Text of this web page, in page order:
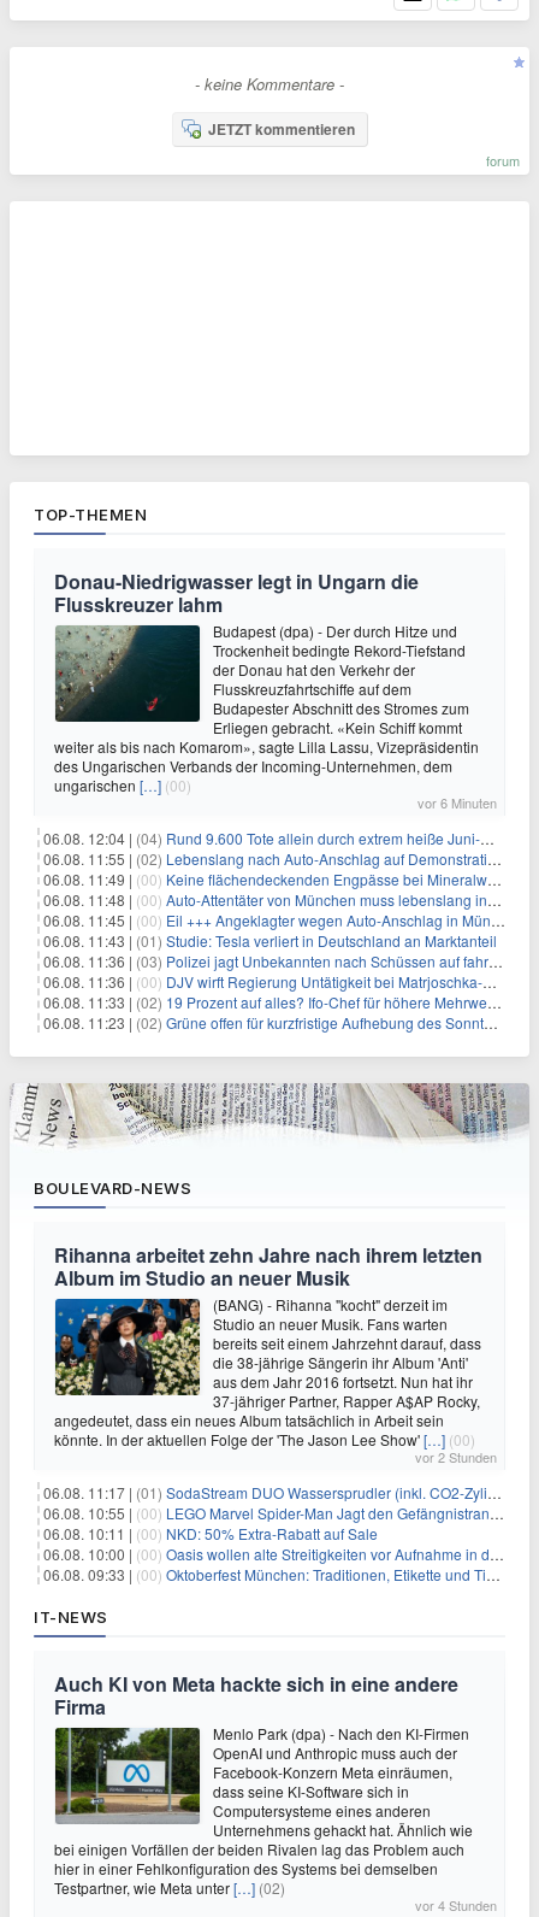
- keine Kommentare -
JETZT kommentieren
forum
TOP-THEMEN
Donau-Niedrigwasser legt in Ungarn die
Flusskreuzer lahm
Budapest (dpa) - Der durch Hitze und
Trockenheit bedingte Rekord-Tiefstand
der Donau hat den Verkehr der
Flusskreuzfahrtschiffe auf dem
Budapester Abschnitt des Stromes zum
Erliegen gebracht. «Kein Schiff kommt
weiter als bis nach Komarom», sagte Lilla Lassu, Vizepräsidentin
des Ungarischen Verbands der Incoming-Unternehmen, dem
ungarischen […] (00)
vor 6 Minuten
06.08. 12:04 | (04) Rund 9.600 Tote allein durch extrem heiße Juni-Woche
06.08. 11:55 | (02) Lebenslang nach Auto-Anschlag auf Demonstration in München
06.08. 11:49 | (00) Keine flächendeckenden Engpässe bei Mineralwasser
06.08. 11:48 | (00) Auto-Attentäter von München muss lebenslang ins Gefängnis
06.08. 11:45 | (00) Eil +++ Angeklagter wegen Auto-Anschlag in München zu lebenslanger Haft verurteilt
06.08. 11:43 | (01) Studie: Tesla verliert in Deutschland an Marktanteil
06.08. 11:36 | (03) Polizei jagt Unbekannten nach Schüssen auf fahrendes Auto
06.08. 11:36 | (00) DJV wirft Regierung Untätigkeit bei Matrjoschka-Kampagne vor
06.08. 11:33 | (02) 19 Prozent auf alles? Ifo-Chef für höhere Mehrwertsteuer
06.08. 11:23 | (02) Grüne offen für kurzfristige Aufhebung des Sonntagsfahrverbots
BOULEVARD-NEWS
Rihanna arbeitet zehn Jahre nach ihrem letzten
Album im Studio an neuer Musik
(BANG) - Rihanna "kocht" derzeit im
Studio an neuer Musik. Fans warten
bereits seit einem Jahrzehnt darauf, dass
die 38-jährige Sängerin ihr Album 'Anti'
aus dem Jahr 2016 fortsetzt. Nun hat ihr
37-jähriger Partner, Rapper A$AP Rocky,
angedeutet, dass ein neues Album tatsächlich in Arbeit sein
könnte. In der aktuellen Folge der 'The Jason Lee Show'[…] (00)
vor 2 Stunden
06.08. 11:17 | (01) SodaStream DUO Wassersprudler (inkl. CO2-Zylinder) für 94€
06.08. 10:55 | (00) LEGO Marvel Spider-Man Jagt den Gefängnistransporter (76349) für 32,99€
06.08. 10:11 | (00) NKD: 50% Extra-Rabatt auf Sale
06.08. 10:00 | (00) Oasis wollen alte Streitigkeiten vor Aufnahme in die Rock and Roll Hall of Fame begraben
06.08. 09:33 | (00) Oktoberfest München: Traditionen, Etikette und Tipps für Gäste aus dem In- und Ausland
IT-NEWS
Auch KI von Meta hackte sich in eine andere
Firma
Menlo Park (dpa) - Nach den KI-Firmen
OpenAI und Anthropic muss auch der
Facebook-Konzern Meta einräumen,
dass seine KI-Software sich in
Computersysteme eines anderen
Unternehmens gehackt hat. Ähnlich wie
bei einigen Vorfällen der beiden Rivalen lag das Problem auch
hier in einer Fehlkonfiguration des Systems bei demselben
Testpartner, wie Meta unter[…] (02)
vor 4 Stunden